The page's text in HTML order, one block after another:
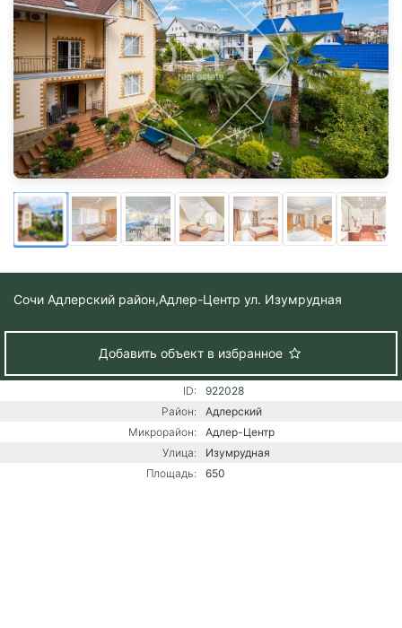
Сочи Адлерский район,Адлер-Центр ул. Изумрудная
Добавить объект в избранное
ID:
922028
Район:
Адлерский
Микрорайон:
Адлер-Центр
Улица:
Изумрудная
Площадь:
650